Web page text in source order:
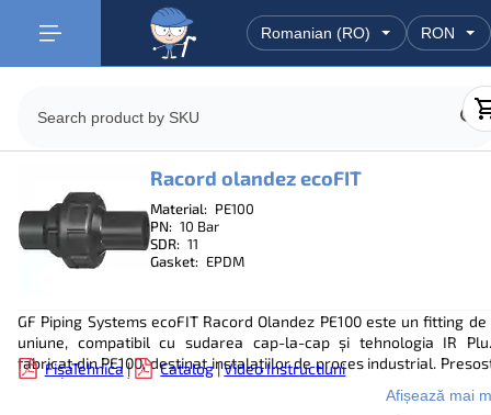
Racord olandez ecoFIT
Material: PE100
PN: 10 Bar
SDR: 11
Gasket: EPDM
GF Piping Systems ecoFIT Racord Olandez PE100 este un fitting
uniune, compatibil cu sudarea cap-la-cap și tehnologia IR
fabricat din PE100, destinat instalațiilor de proces industrial.
PN10 (d75–d110), integrează un inel de etanșare O-ring EPDM
puncte de deconectare mecanică fără scurgeri. Piulița de uniune din
FisaTehnica| Catalog|Video Instructiuni
Afișează mai